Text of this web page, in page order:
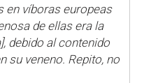
en víboras europeas
de ellas era la
debido al contenido
su veneno. Repito, no